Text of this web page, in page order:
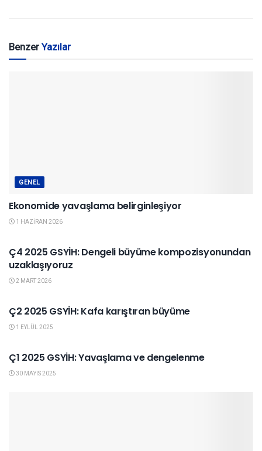
BenzerYazılar
GENEL
Ekonomide yavaşlama belirginleşiyor
1 HAZIRAN 2026
Ç4 2025 GSYİH: Dengeli büyüme kompozisyonundan
uzaklaşıyoruz
2 MART 2026
Ç2 2025 GSYİH: Kafa karıştıran büyüme
1 EYLÜL 2025
Ç1 2025 GSYİH: Yavaşlama ve dengelenme
30 MAYIS 2025